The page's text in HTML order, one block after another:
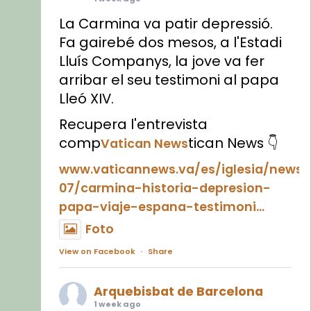
La Carmina va patir depressió.
Fa gairebé dos mesos, a l'Estadi
Lluís Companys, la jove va fer
arribar el seu testimoni al papa
Lleó XIV.
Recupera l'entrevista
compVatican Newstican News 👇
www.vaticannews.va/es/iglesia/news/
07/carmina-historia-depresion-
papa-viaje-espana-testimoni...
Foto
View on Facebook · Share
Arquebisbat de Barcelona
1 week ago